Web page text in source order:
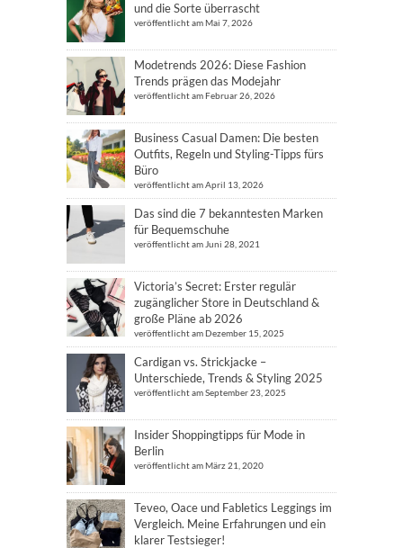
und die Sorte überrascht
veröffentlicht am Mai 7, 2026
Modetrends 2026: Diese Fashion
Trends prägen das Modejahr
veröffentlicht am Februar 26, 2026
Business Casual Damen: Die besten
Outfits, Regeln und Styling-Tipps fürs
Büro
veröffentlicht am April 13, 2026
Das sind die 7 bekanntesten Marken
für Bequemschuhe
veröffentlicht am Juni 28, 2021
Victoria’s Secret: Erster regulär
zugänglicher Store in Deutschland &
große Pläne ab 2026
veröffentlicht am Dezember 15, 2025
Cardigan vs. Strickjacke –
Unterschiede, Trends & Styling 2025
veröffentlicht am September 23, 2025
Insider Shoppingtipps für Mode in
Berlin
veröffentlicht am März 21, 2020
Teveo, Oace und Fabletics Leggings im
Vergleich. Meine Erfahrungen und ein
klarer Testsieger!